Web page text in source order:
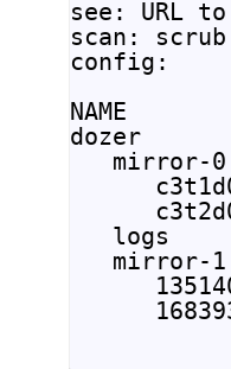
see: URL
scan:
config:
NAME
dozer
mirror-
   logs
mirror-